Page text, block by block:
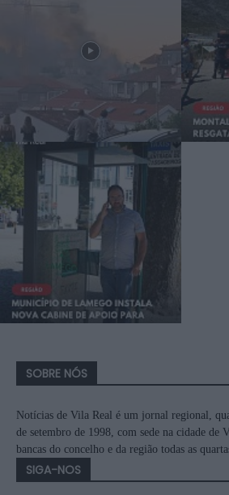
SOBRE NÓS
Notícias de Vila Real é um jornal regional,
de setembro de 1998, com sede na cidade de
bancas do concelho e da região todas as
SIGA-NOS